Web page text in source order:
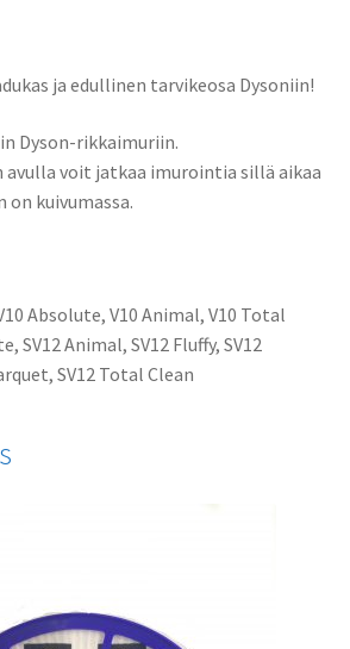
ja edullinen tarvikeosa Dysoniin!
Dyson-rikkaimuriin.
voit jatkaa imurointia sillä aikaa
on kuivumassa.
Absolute, V10 Animal, V10 Total
SV12 Animal, SV12 Fluffy, SV12
SV12 Total Clean